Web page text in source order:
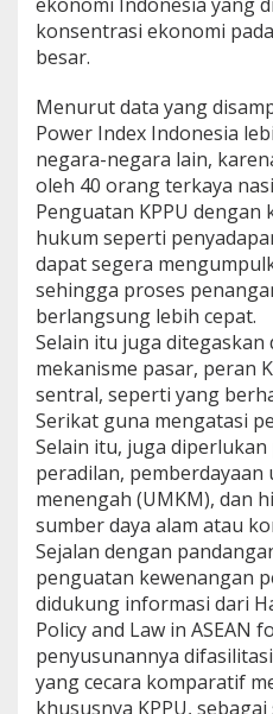
t
a
P
U
konsentrasi ekonomi
besar.
Menurut data yang
Power Index Indonesia
negara-negara lain,
oleh 40 orang terkaya
Penguatan KPPU
hukum seperti
dapat segera
sehingga proses
berlangsung lebih cepat.
Selain itu juga ditegaskan
mekanisme pasar, peran
sentral, seperti yang
Serikat guna mengatasi
Selain itu, juga
peradilan, pemberdayaan
menengah (UMKM), dan
sumber daya alam atau
Sejalan dengan
penguatan kewenangan
didukung informasi dari
Policy and Law in ASEAN
penyusunannya
yang cecara komparatif
khususnya KPPU,